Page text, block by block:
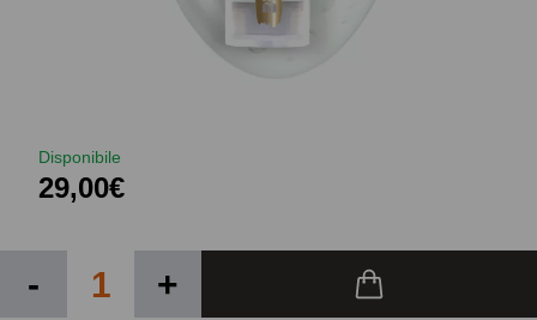
Disponibile
29,00€
- +